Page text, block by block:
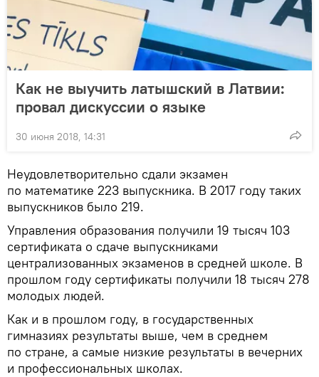
Как не выучить латышский в Латвии:
провал дискуссии о языке
30 июня 2018, 14:31
Неудовлетворительно сдали экзамен
по математике 223 выпускника. В 2017 году таких
выпускников было 219.
Управления образования получили 19 тысяч 103
сертификата о сдаче выпускниками
централизованных экзаменов в средней школе. В
прошлом году сертификаты получили 18 тысяч 278
молодых людей.
Как и в прошлом году, в государственных
гимназиях результаты выше, чем в среднем
по стране, а самые низкие результаты в вечерних
и профессиональных школах.